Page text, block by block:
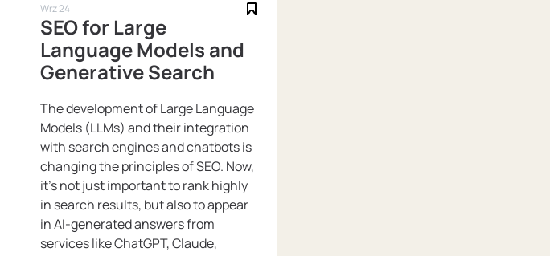
Wrz 24
SEO for Large
Language Models and
Generative Search
The development of Large Language
Models (LLMs) and their integration
with search engines and chatbots is
changing the principles of SEO. Now,
it's not just important to rank highly
in search results, but also to appear
in AI-generated answers from
services like ChatGPT, Claude,